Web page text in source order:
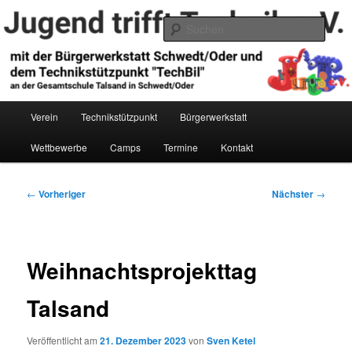
Zum
primären
springenJugend trifft Technik e.V.
Verein Technikstützpunkt Bürgerwerkstatt
Wettbewerbe Camps Termine Kontakt
Beitragsnavigation
← Vorheriger Nächster →
Weihnachtsprojekttag
Talsand
Veröffentlicht am21. Dezember 2023vonSven Ketel